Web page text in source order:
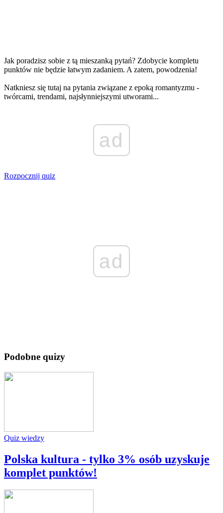
Jak poradzisz sobie z tą mieszanką pytań? Zdobycie kompletu
punktów nie będzie łatwym zadaniem. A zatem, powodzenia!
Natkniesz się tutaj na pytania związane z epoką romantyzmu -
twórcami, trendami, najsłynniejszymi utworami...
ad
Rozpocznij quiz
ad
Podobne quizy
Quiz wiedzy
Polska kultura - tylko 3% osób uzyskuje
komplet punktów!